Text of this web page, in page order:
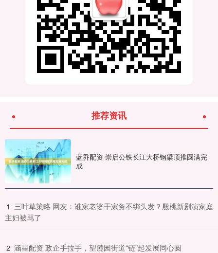
推荐资讯
蓝乔配资 崇启公铁长江大桥钢梁顶推圆满完
成
1 ​三叶草策略 网友：谁家老婆干家务不绑头发？殷桃新剧演家庭
主妇被骂了
2 ​涵星配资 政企手拉手，望麓园街道“链”起发展同心圆